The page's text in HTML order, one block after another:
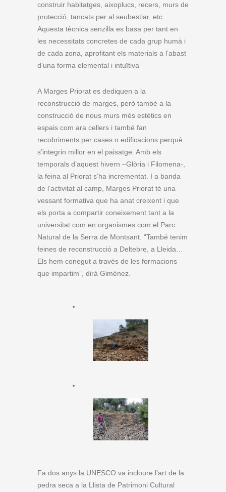
construir habitatges, aixoplucs, recers, murs de
protecció, tancats per al seubestiar, etc.
Aquesta tècnica senzilla es basa per tant en
les necessitats concretes de cada grup humà i
de cada zona, aprofitant els materials a l’abast
d’una forma elemental i intuïtiva”
A Marges Priorat es dediquen a la
reconstrucció de marges, però també a la
construcció de nous murs més estètics en
espais com ara cellers i també fan
recobriments per cases o edificacions perquè
s’integrin millor en el paisatge. Amb els
temporals d’aquest hivern –Glòria i Filomena-,
la feina al Priorat s’ha incrementat. I a banda
de l’activitat al camp, Marges Priorat té una
vessant formativa que ha anat creixent i que
els porta a compartir coneixement tant a la
universitat com en organismes com el Parc
Natural de la Serra de Montsant. “També tenim
feines de reconstrucció a Deltebre, a Lleida…
Els hem conegut a través de les formacions
que impartim”, dirà Giménez.
Fa dos anys la UNESCO va incloure l’art de la
pedra seca a la Llista de Patrimoni Cultural